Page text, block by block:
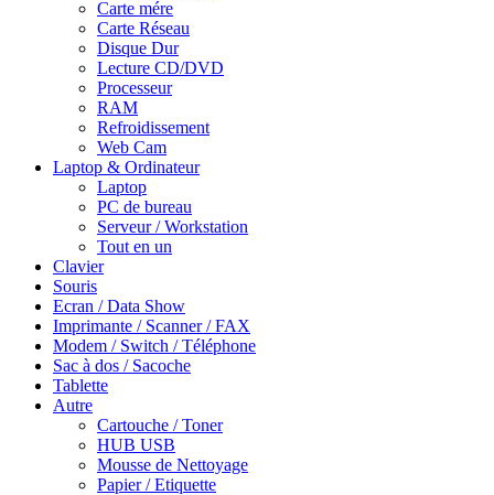
Carte mére
Carte Réseau
Disque Dur
Lecture CD/DVD
Processeur
RAM
Refroidissement
Web Cam
Laptop & Ordinateur
Laptop
PC de bureau
Serveur / Workstation
Tout en un
Clavier
Souris
Ecran / Data Show
Imprimante / Scanner / FAX
Modem / Switch / Téléphone
Sac à dos / Sacoche
Tablette
Autre
Cartouche / Toner
HUB USB
Mousse de Nettoyage
Papier / Etiquette